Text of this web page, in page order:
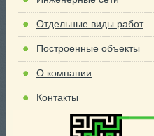
Отдельные виды работ
Построенные объекты
О компании
Контакты